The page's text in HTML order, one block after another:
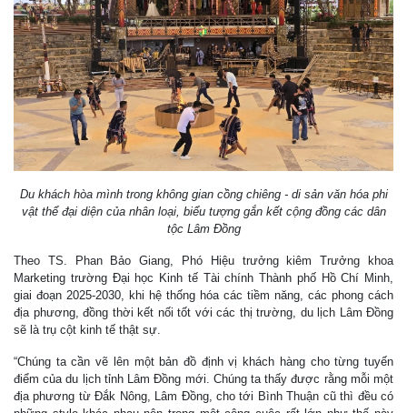
Du khách hòa mình trong không gian cồng chiêng - di sản văn hóa phi
vật thể đại diện của nhân loại, biểu tượng gắn kết cộng đồng các dân
tộc Lâm Đồng
Theo TS. Phan Bảo Giang, Phó Hiệu trưởng kiêm Trưởng khoa
Marketing trường Đại học Kinh tế Tài chính Thành phố Hồ Chí Minh,
giai đoạn 2025-2030, khi hệ thống hóa các tiềm năng, các phong cách
địa phương, đồng thời kết nối tốt với các thị trường, du lịch Lâm Đồng
sẽ là trụ cột kinh tế thật sự.
“Chúng ta cần vẽ lên một bản đồ định vị khách hàng cho từng tuyến
điểm của du lịch tỉnh Lâm Đồng mới. Chúng ta thấy được rằng mỗi một
địa phương từ Đắk Nông, Lâm Đồng, cho tới Bình Thuận cũ thì đều có